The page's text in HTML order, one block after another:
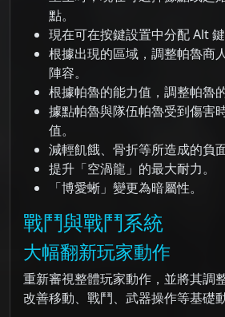
點。
現在可在按鍵設置中分配 Alt 鍵
根據出現的區域，調整帕魯商
陣容。
根據帕魯的能力值，調整帕魯
據點帕魯與隊伍帕魯受到傷害
值。
減輕飢餓、骨折等所造成的負面
提升「空渦龍」的最大耐力。
「博愛蜥」變更為暗屬性。
戰鬥與戰鬥系統
大幅翻新玩家動作
重新審視整體玩家動作，並將其調
改善移動、戰鬥、武器操作等基礎